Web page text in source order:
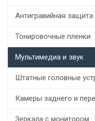
Антигравийная защита
Тонировочные пленки
Мультимедиа и звук
Штатные головные
Камеры заднего и
Зеркала с монитором